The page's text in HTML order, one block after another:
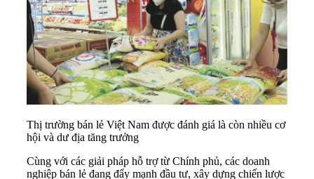
Thị trường bán lẻ Việt Nam được đánh giá là còn nhiều cơ
hội và dư địa tăng trưởng
Cùng với các giải pháp hỗ trợ từ Chính phủ, các doanh
nghiệp bán lẻ đang đẩy mạnh đầu tư, xây dựng chiến lược